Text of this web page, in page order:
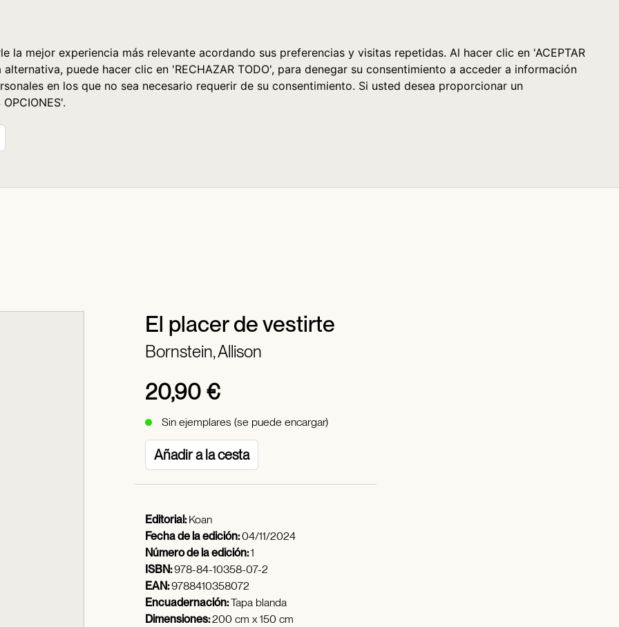
la mejor experiencia más relevante acordando sus preferencias y visitas repetidas. Al hacer clic en 'ACEPTAR
puede hacer clic en 'RECHAZAR TODO', para denegar su consentimiento a acceder a información
en los que no sea necesario requerir de su consentimiento. Si usted desea proporcionar un
El placer de vestirte
Bornstein, Allison
20,90 €
Sin ejemplares (se puede encargar)
Añadir a la cesta
Editorial:Koan
Fecha de la edición:04/11/2024
Número de la edición:1
ISBN:978-84-10358-07-2
EAN:9788410358072
Encuadernación:Tapa blanda
Dimensiones:200 cm x 150 cm